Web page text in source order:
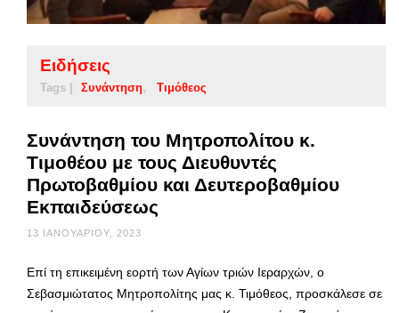
Ειδήσεις
Tags | Συνάντηση Τιμόθεος
Συνάντηση του Μητροπολίτου κ.
Τιμοθέου με τους Διευθυντές
Πρωτοβαθμίου και Δευτεροβαθμίου
Εκπαιδεύσεως
13 ΙΑΝΟΥΑΡΊΟΥ, 2023
Επί τη επικειμένη εορτή των Αγίων τριών Ιεραρχών, ο
Σεβασμιώτατος Μητροπολίτης μας κ. Τιμόθεος, προσκάλεσε σε